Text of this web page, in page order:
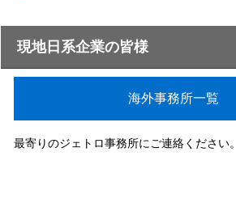
現地日系企業の皆様
海外事務所一覧
最寄りのジェトロ事務所にご連絡ください。